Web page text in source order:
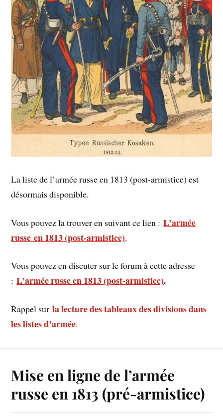
La liste de l’armée russe en 1813 (post-armistice) est
désormais disponible.
Vous pouvez la trouver en suivant ce lien :L’armée
russe en 1813 (post-armistice).
Vous pouvez en discuter sur le forum à cette adresse
:L’armée russe en 1813 (post-armistice).
Rappel surla lecture des tableaux des divisions dans
les listes d’armée.
Mise en ligne de l’armée
russe en 1813 (pré-armistice)